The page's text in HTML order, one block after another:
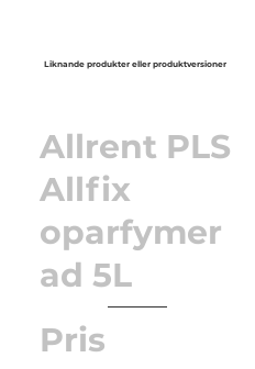
Liknande produkter eller produktversioner
Allrent PLS
Allfix
oparfymer
ad 5L
Pris